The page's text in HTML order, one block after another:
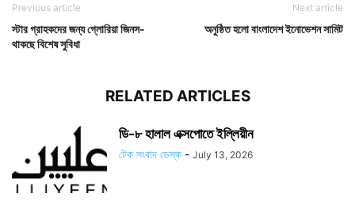
Previous article
স্টার গ্রাহকদের জন্য গ্লোরিয়া জিনস-
থাকছে বিশেষ সুবিধা
Next article
অনুষ্ঠিত হলো বাংলাদেশ ইনোভেশন সামিট
RELATED ARTICLES
ডি-৮ হালাল এক্সপোতে ইল্লিয়ীন
টেক সংবাদ ডেস্ক - July 13, 2026